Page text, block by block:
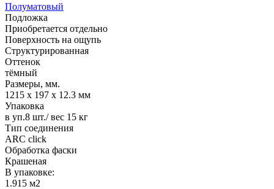
Полуматовый
Подложка
Приобретается отдельно
Поверхность на ощупь
Структурированная
Оттенок
тёмный
Размеры, мм.
1215 х 197 х 12.3 мм
Упаковка
в уп.8 шт./ вес 15 кг
Тип соединения
ARC click
Обработка фаски
Крашеная
В упаковке:
1.915 м2